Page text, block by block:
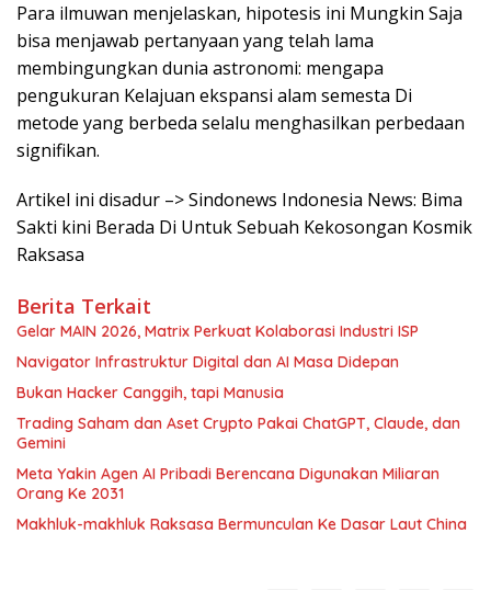
Para ilmuwan menjelaskan, hipotesis ini Mungkin Saja
bisa menjawab pertanyaan yang telah lama
membingungkan dunia astronomi: mengapa
pengukuran Kelajuan ekspansi alam semesta Di
metode yang berbeda selalu menghasilkan perbedaan
signifikan.
Artikel ini disadur –> Sindonews Indonesia News: Bima
Sakti kini Berada Di Untuk Sebuah Kekosongan Kosmik
Raksasa
Berita Terkait
Gelar MAIN 2026, Matrix Perkuat Kolaborasi Industri ISP
Navigator Infrastruktur Digital dan AI Masa Didepan
Bukan Hacker Canggih, tapi Manusia
Trading Saham dan Aset Crypto Pakai ChatGPT, Claude, dan
Gemini
Meta Yakin Agen AI Pribadi Berencana Digunakan Miliaran
Orang Ke 2031
Makhluk-makhluk Raksasa Bermunculan Ke Dasar Laut China